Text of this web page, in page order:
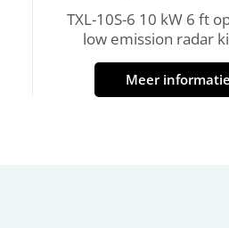
TXL-10S-6 10 kW 6 ft
low emission radar
Meer informatie